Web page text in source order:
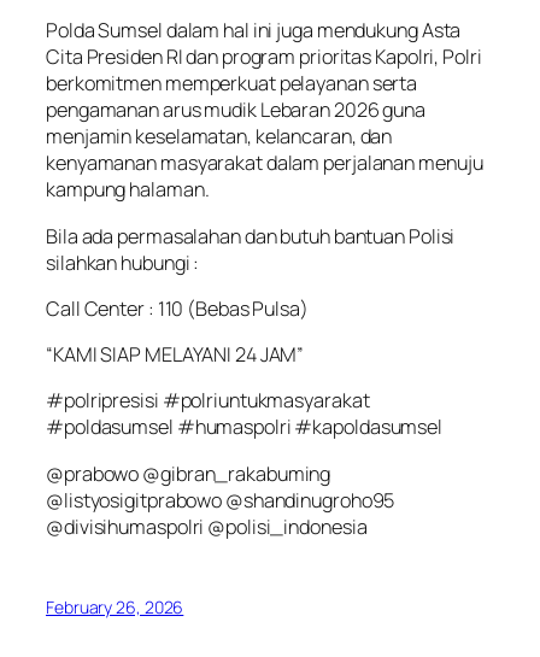
Polda Sumsel dalam hal ini juga mendukung Asta
Cita Presiden RI dan program prioritas Kapolri, Polri
berkomitmen memperkuat pelayanan serta
pengamanan arus mudik Lebaran 2026 guna
menjamin keselamatan, kelancaran, dan
kenyamanan masyarakat dalam perjalanan menuju
kampung halaman.
Bila ada permasalahan dan butuh bantuan Polisi
silahkan hubungi :
Call Center : 110 (Bebas Pulsa)
“KAMI SIAP MELAYANI 24 JAM”
#polripresisi #polriuntukmasyarakat
#poldasumsel #humaspolri #kapoldasumsel
@prabowo @gibran_rakabuming
@listyosigitprabowo @shandinugroho95
@divisihumaspolri @polisi_indonesia
February 26, 2026